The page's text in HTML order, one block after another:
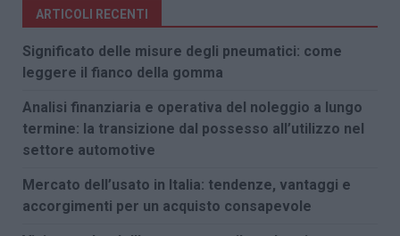
ARTICOLI RECENTI
Significato delle misure degli pneumatici: come
leggere il fianco della gomma
Analisi finanziaria e operativa del noleggio a lungo
termine: la transizione dal possesso all’utilizzo nel
settore automotive
Mercato dell’usato in Italia: tendenze, vantaggi e
accorgimenti per un acquisto consapevole